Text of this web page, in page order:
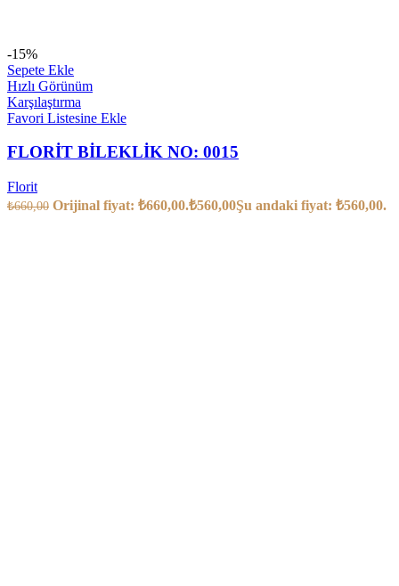
-15%
Sepete Ekle
Hızlı Görünüm
Karşılaştırma
Favori Listesine Ekle
FLORİT BİLEKLİK NO: 0015
Florit
₺660,00 Orijinal fiyat: ₺660,00.₺560,00Şu andaki fiyat: ₺560,00.